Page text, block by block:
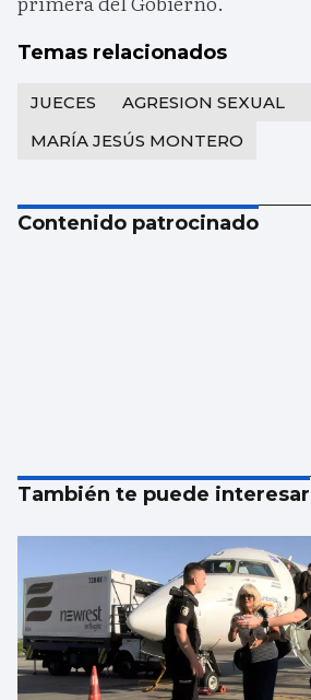
Temas relacionados
JUECES AGRESION SEXUAL
MARÍA JESÚS MONTERO
Contenido patrocinado
También te puede interesar